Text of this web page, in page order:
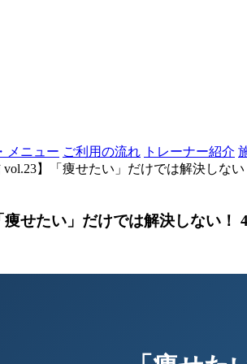
メニュー ご利用の流れ トレーナー紹介
vol.23】「痩せたい」だけでは解決しな
痩せたい」だけでは解決しない